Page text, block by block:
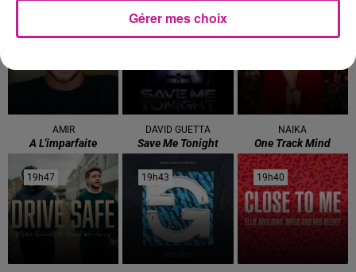
AMIR
A L'imparfaite
DAVID GUETTA
Save Me Tonight
NAIKA
One Track Mind
19h47
19h47 19h43
19h43 19h40
19h40
Gérer mes choix